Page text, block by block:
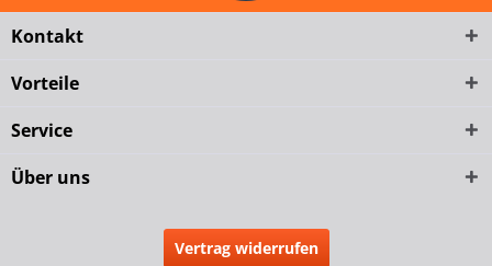
Kontakt
Vorteile
Service
Über uns
Vertrag widerrufen